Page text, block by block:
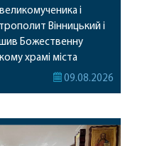
і
Вінницький і
Божественну
храмі міста
богослужіння
єпархії
09.08.2026